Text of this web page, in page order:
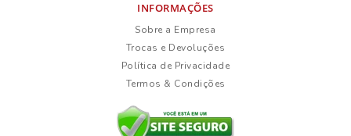
INFORMAÇÕES
Sobre a Empresa
Trocas e Devoluções
Política de Privacidade
Termos & Condições